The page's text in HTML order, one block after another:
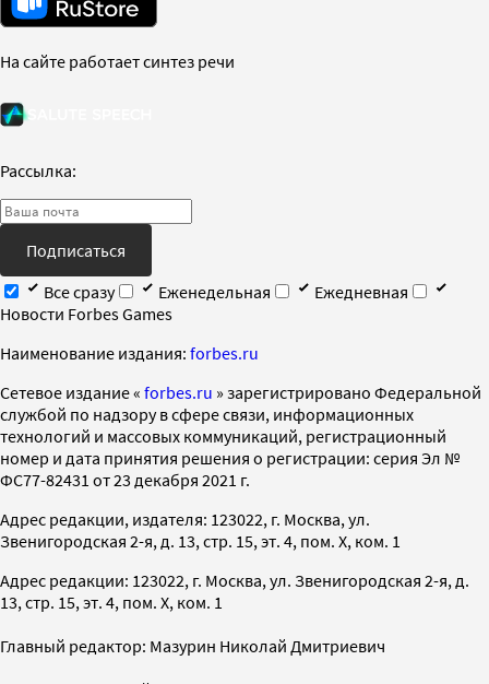
На сайте работает синтез речи
Рассылка:
Подписаться
Все сразу
Еженедельная
Ежедневная
Новости Forbes Games
Наименование издания: forbes.ru
Cетевое издание « forbes.ru » зарегистрировано Федеральной
службой по надзору в сфере связи, информационных
технологий и массовых коммуникаций, регистрационный
номер и дата принятия решения о регистрации: серия Эл №
ФС77-82431 от 23 декабря 2021 г.
Адрес редакции, издателя: 123022, г. Москва, ул.
Звенигородская 2-я, д. 13, стр. 15, эт. 4, пом. X, ком. 1
Адрес редакции: 123022, г. Москва, ул. Звенигородская 2-я, д.
13, стр. 15, эт. 4, пом. X, ком. 1
Главный редактор: Мазурин Николай Дмитриевич